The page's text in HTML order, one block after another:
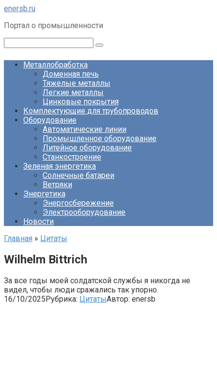
Перейти
контенту
enersb.ru
Портал о промышленности
Металлобработка
Доменная печь
Тяжелые металлы
Легкие металлы
Цинковые покрытия
Комплектующие для трубопроводов
Оборудование
Автоматические линии
Промышленное оборудование
Литейное оборудование
Станкостроение
Зеленая энергетика
Солнечные батареи
Ветряки
Энергетика
Энергосбережение
Электрооборудование
Новости
Главная » Цитаты
Wilhelm Bittrich
За все годы моей солдатской службы я никогда не
видел, чтобы люди сражались так упорно.
16/10/2025Рубрика: ЦитатыАвтор: enersb